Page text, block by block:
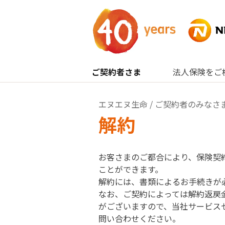
ご契約者さま 法人保険をご
エヌエヌ生命 / ご契約者のみなさ
解約
お客さまのご都合により、保険契
ことができます。
解約には、書類によるお手続きが
なお、ご契約によっては解約返戻
がございますので、当社サービス
問い合わせください。